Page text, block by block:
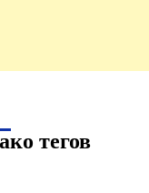
тегов